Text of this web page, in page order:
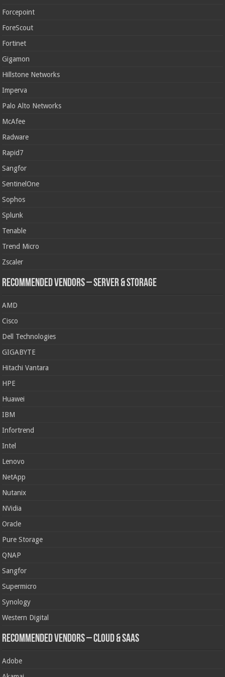
Forcepoint
ForeScout
Fortinet
Gigamon
Hillstone Networks
Imperva
Palo Alto Networks
McAfee
Radware
Rapid7
Sangfor
SentinelOne
Sophos
Splunk
Tenable
Trend Micro
Zscaler
Recommended Vendors – Server & Storage
AMD
Cisco
Dell Technologies
GIGABYTE
Hitachi Vantara
HPE
Huawei
IBM
Infortrend
Intel
Lenovo
NetApp
Nutanix
NVidia
Oracle
Pure Storage
QNAP
Sangfor
Supermicro
Synology
Western Digital
Recommended Vendors – Cloud & SaaS
Adobe